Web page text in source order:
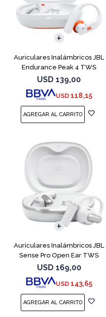
Auriculares Inalámbricos JBL
Endurance Peak 4 TWS
Blanco
USD 139,00
USD 118,15
Auriculares Inalámbricos JBL
Sense Pro Open Ear TWS
Blanco
USD 169,00
USD 143,65